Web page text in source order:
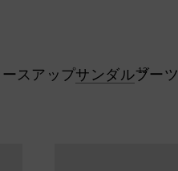
ースアップサンダル 12
ブーツ